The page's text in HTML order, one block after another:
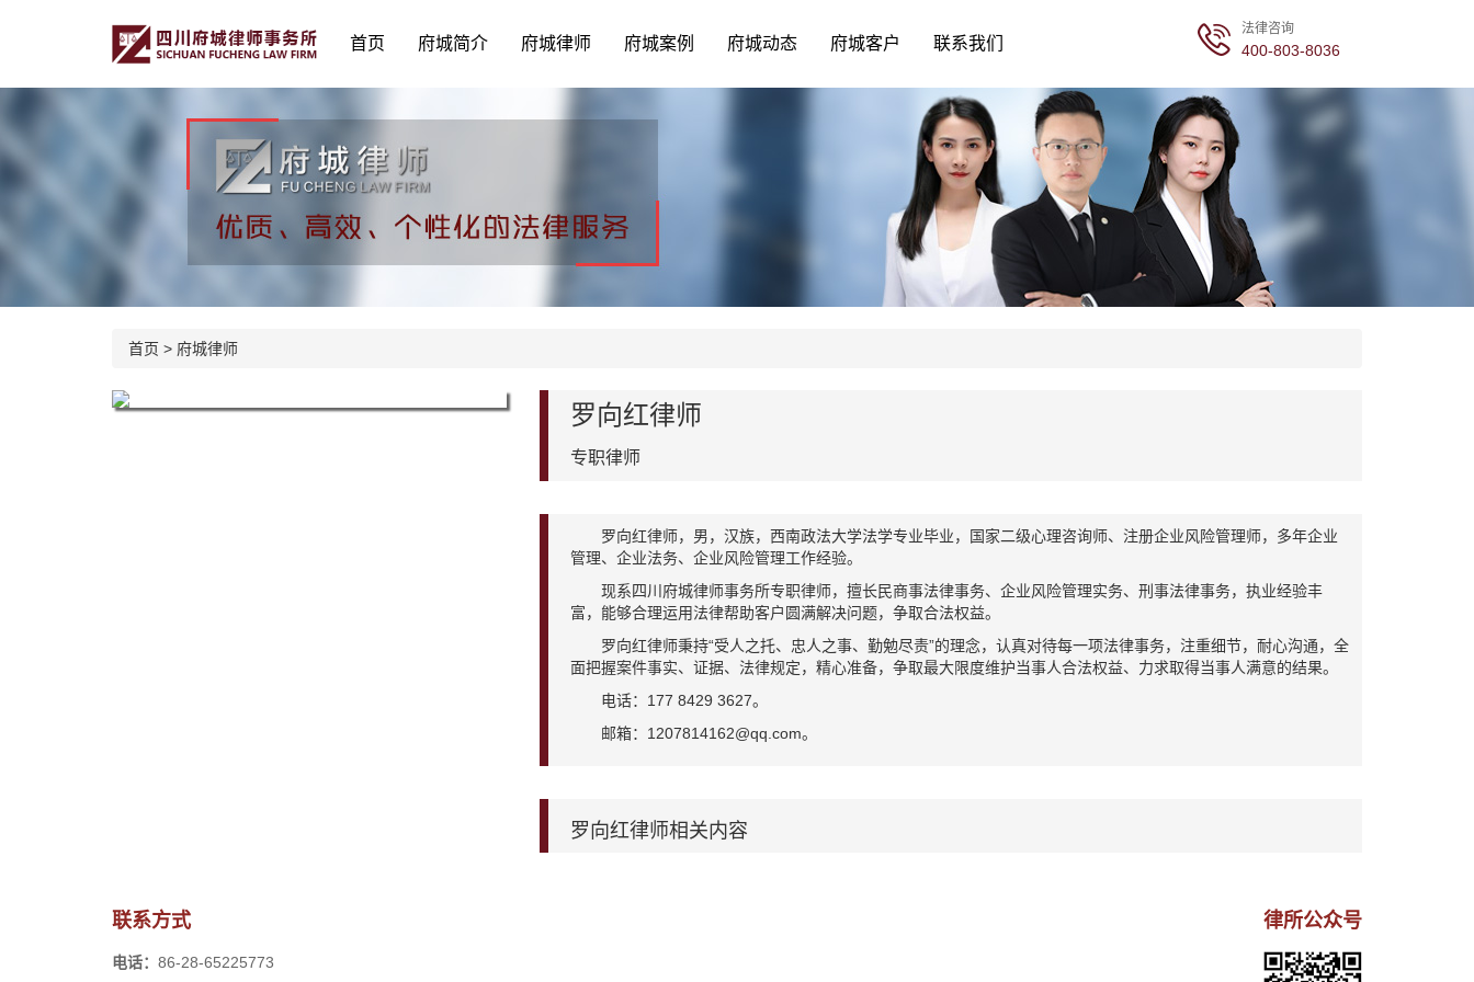
首页 府城简介 府城律师 府城案例 府城动态 府城客户 联系我们
法律咨询
400-803-8036
首页 > 府城律师
罗向红律师
专职律师
罗向红律师，男，汉族，西南政法大学法学专业毕业，国家二级心理咨询师、注册企业风险管理师，多年企业
管理、企业法务、企业风险管理工作经验。
现系四川府城律师事务所专职律师，擅长民商事法律事务、企业风险管理实务、刑事法律事务，执业经验丰
富，能够合理运用法律帮助客户圆满解决问题，争取合法权益。
罗向红律师秉持“受人之托、忠人之事、勤勉尽责”的理念，认真对待每一项法律事务，注重细节，耐心沟通，全
面把握案件事实、证据、法律规定，精心准备，争取最大限度维护当事人合法权益、力求取得当事人满意的结果。
电话：177 8429 3627。
邮箱：1207814162@qq.com。
罗向红律师相关内容
联系方式
电话： 86-28-65225773
律所公众号